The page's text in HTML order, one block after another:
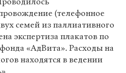
(телефонное
семей из паллиативного
экспертиза плакатов по
«АдВита». Расходы на
находятся в ведении